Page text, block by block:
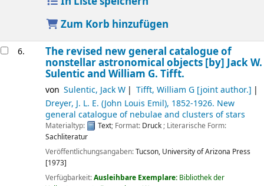
Zum Korb hinzufügen
6. The revised new general catalogue of
nonstellar astronomical objects [by] Jack W.
Sulentic and William G. Tifft.
von Sulentic, Jack W Tifft, William G[joint author.]
Dreyer, J. L. E. (John Louis Emil), 1852-1926. New
general catalogue of nebulae and clusters of stars
Materialtyp: Text; Format: Druck ; Literarische Form:
Sachliteratur
Veröffentlichungsangaben:Tucson, University of Arizona Press
[1973]
Verfügbarkeit:Ausleihbare Exemplare: Bibliothek der